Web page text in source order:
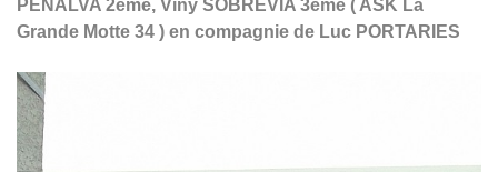
PENALVA 2ème, Viny SOBREVIA 3ème ( ASK La
Grande Motte 34 ) en compagnie de Luc PORTARIES